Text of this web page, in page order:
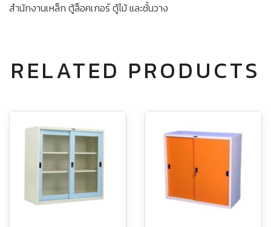
สำนักงานเหล็ก ตู้ล็อคเกอร์ ตู้ไม้ และชั้นวาง
RELATED PRODUCTS